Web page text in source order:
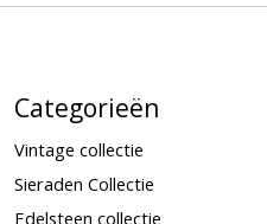
Categorieën
Vintage collectie
Sieraden Collectie
Edelsteen collectie